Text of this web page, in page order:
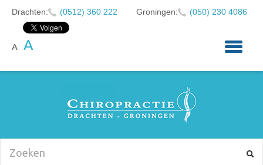
Drachten: (0512) 360 222 Groningen: (050) 230 4086
A A
HOME
KLACHTEN
CHIROPRACTIE